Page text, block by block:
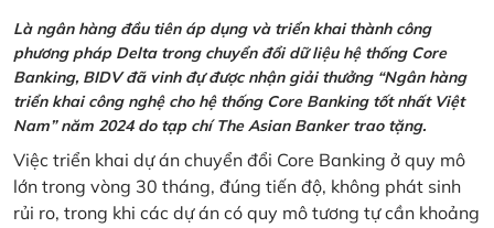
Là ngân hàng đầu tiên áp dụng và triển khai thành công
phương pháp Delta trong chuyển đổi dữ liệu hệ thống Core
Banking, BIDV đã vinh đự được nhận giải thưởng “Ngân hàng
triển khai công nghệ cho hệ thống Core Banking tốt nhất Việt
Nam” năm 2024 do tạp chí The Asian Banker trao tặng.
Việc triển khai dự án chuyển đổi Core Banking ở quy mô
lớn trong vòng 30 tháng, đúng tiến độ, không phát sinh
rủi ro, trong khi các dự án có quy mô tương tự cần khoảng